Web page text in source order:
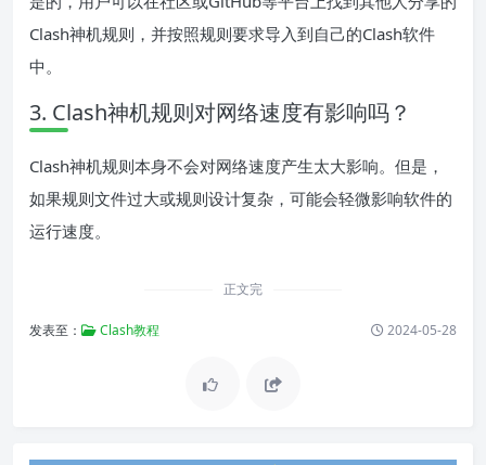
Clash神机规则，并按照规则要求导入到自己的Clash软件
中。
3. Clash神机规则对网络速度有影响吗？
Clash神机规则本身不会对网络速度产生太大影响。但是，
如果规则文件过大或规则设计复杂，可能会轻微影响软件的
运行速度。
正文完
发表至： Clash教程 2024-05-28